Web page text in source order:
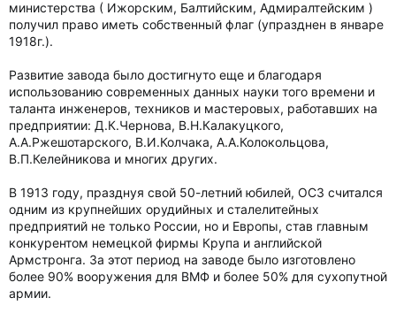
министерства ( Ижорским, Балтийским, Адмиралтейским )
получил право иметь собственный флаг (упразднен в январе
1918г.).
Развитие завода было достигнуто еще и благодаря
использованию современных данных науки того времени и
таланта инженеров, техников и мастеровых, работавших на
предприятии: Д.К.Чернова, В.Н.Калакуцкого,
А.А.Ржешотарского, В.И.Колчака, А.А.Колокольцова,
В.П.Келейникова и многих других.
В 1913 году, празднуя свой 50-летний юбилей, ОСЗ считался
одним из крупнейших орудийных и сталелитейных
предприятий не только России, но и Европы, став главным
конкурентом немецкой фирмы Крупа и английской
Армстронга. За этот период на заводе было изготовлено
более 90% вооружения для ВМФ и более 50% для сухопутной
армии.